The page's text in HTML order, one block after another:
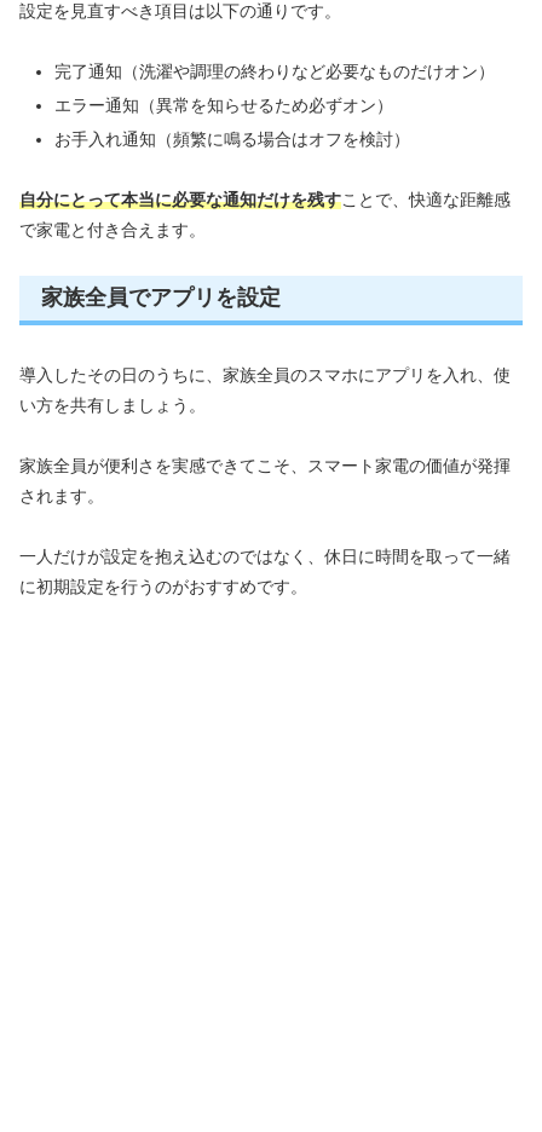
設定を見直すべき項目は以下の通りです。
完了通知（洗濯や調理の終わりなど必要なものだけオン）
エラー通知（異常を知らせるため必ずオン）
お手入れ通知（頻繁に鳴る場合はオフを検討）
自分にとって本当に必要な通知だけを残すことで、快適な距離感
で家電と付き合えます。
家族全員でアプリを設定
導入したその日のうちに、家族全員のスマホにアプリを入れ、使
い方を共有しましょう。
家族全員が便利さを実感できてこそ、スマート家電の価値が発揮
されます。
一人だけが設定を抱え込むのではなく、休日に時間を取って一緒
に初期設定を行うのがおすすめです。